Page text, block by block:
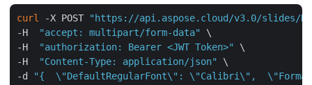
curl -X POST
"https://api.aspose.cloud/v3.0/slides/
-H
"accept: multipart/form-data"
\
-H
"authorization: Bearer <JWT Token>"
\
-H
"Content-Type: application/json"
\
-d
"{  \"DefaultRegularFont\": \"Calibri\",